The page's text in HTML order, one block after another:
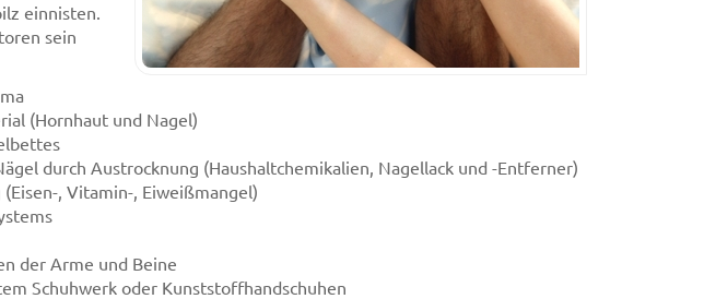
einnisten.
sein
(Hornhaut und Nagel)
durch Austrocknung (Haushaltchemikalien, Nagellack und -Entferner)
, Vitamin-, Eiweißmangel)
der Arme und Beine
Schuhwerk oder Kunststoffhandschuhen